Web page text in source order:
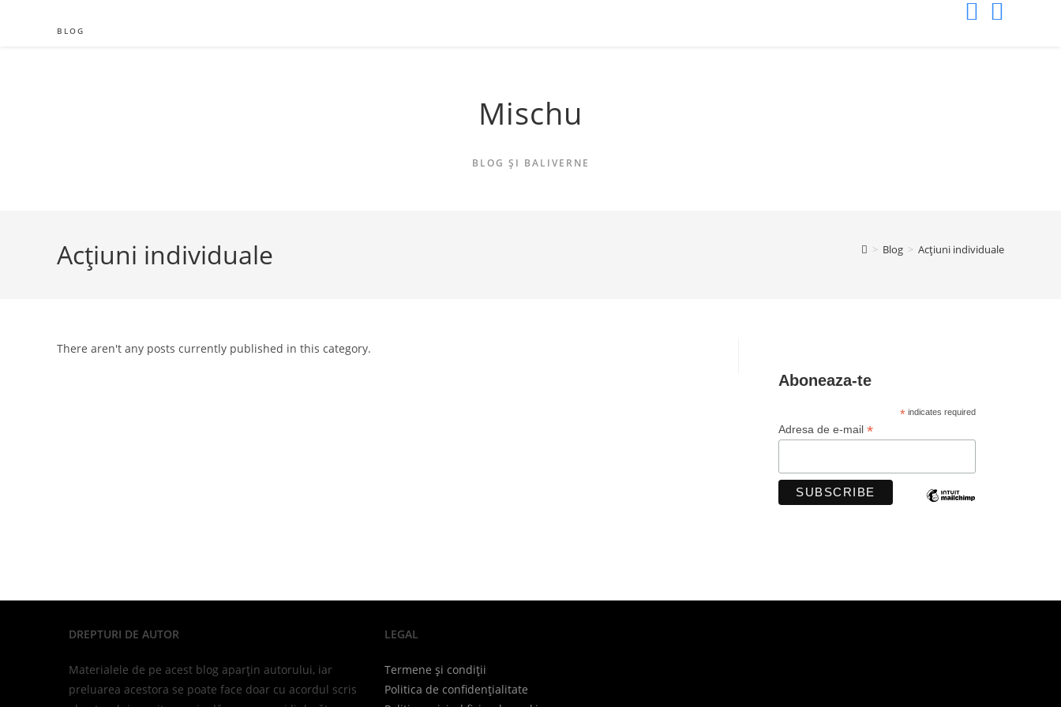
BLOG
Mischu
BLOG ȘI BALIVERNE
Acțiuni individuale > Blog > Acțiuni individuale
There aren't any posts currently published in this category.
Aboneaza-te
*indicates required
Adresa de e-mail *
DREPTURI DE AUTOR
Materialele de pe acest blog aparțin autorului, iar
preluarea acestora se poate face doar cu acordul scris
LEGAL
Termene și condiții
Politica de confidențialitate